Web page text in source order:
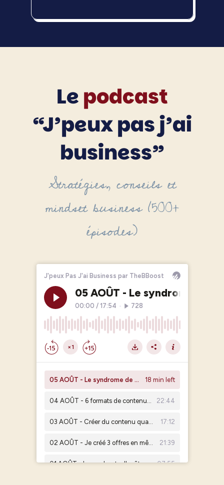
Lepodcast
“J’peux pas j’ai
business”
Stratégies, conseils et
mindset business (500+
épisodes)